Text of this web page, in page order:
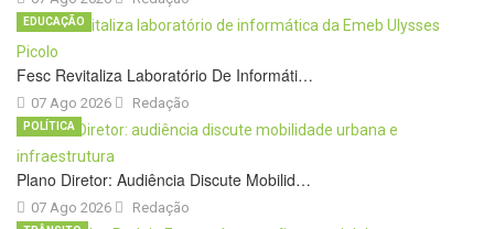
Fesc Revitaliza Laboratório De Informáti…
07 Ago 2026
EDUCAÇÃO
Redação
Plano Diretor: Audiência Discute Mobilid…
07 Ago 2026
POLÍTICA
Redação